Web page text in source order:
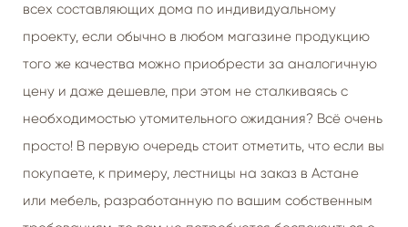
всех составляющих дома по индивидуальному
проекту, если обычно в любом магазине продукцию
того же качества можно приобрести за аналогичную
цену и даже дешевле, при этом не сталкиваясь с
необходимостью утомительного ожидания? Всё очень
просто! В первую очередь стоит отметить, что если вы
покупаете, к примеру, лестницы на заказ в Астане
или мебель, разработанную по вашим собственным